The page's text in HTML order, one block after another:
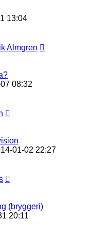
13:04
Almgren
08:32
01-02 22:27
(bryggeri)
20:11